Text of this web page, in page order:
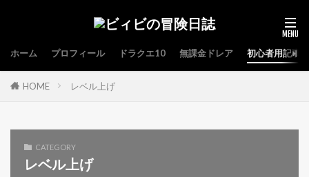
ホーム プロフィール ドラクエ10 無課金ドレア 初心者用記事
HOME レベル上げ
CATEGORY
レベル上げ